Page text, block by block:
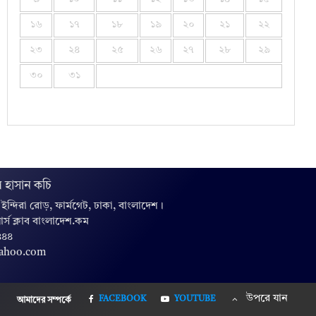
১৬ ১৭ ১৮ ১৯ ২০ ২১ ২২
২৩ ২৪ ২৫ ২৬ ২৭ ২৮ ২৯
৩০ ৩১
কচি
রোড়, ফার্মগেট, ঢাকা, বাংলাদেশ।
ক্লাব বাংলাদেশ.কম
আমাদের সম্পর্কে FACEBOOK YOUTUBE উপরে যান